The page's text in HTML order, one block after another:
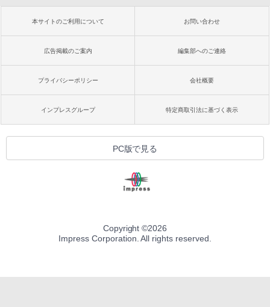
本サイトのご利用について お問い合わせ
広告掲載のご案内 編集部へのご連絡
プライバシーポリシー 会社概要
インプレスグループ 特定商取引法に基づく表示
PC版で見る
Copyright ©2026
Impress Corporation. All rights reserved.